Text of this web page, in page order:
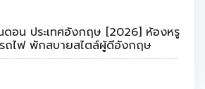
อน ประเทศอังกฤษ [2026] ห้องหรู
ถไฟ พักสบายสไตล์ผู้ดีอังกฤษ